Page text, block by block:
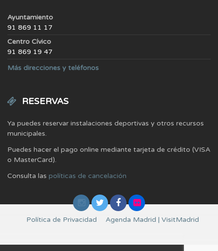
Ayuntamiento
91 869 11 17
Centro Cívico
91 869 19 47
Más direcciones y teléfonos
RESERVAS
Ya puedes reservar instalaciones deportivas y otros recursos
municipales.
Puedes hacer el pago online mediante tarjeta de crédito (VISA
o MasterCard).
Consulta las políticas de cancelación
Política de Privacidad Agenda Madrid | VisitMadrid